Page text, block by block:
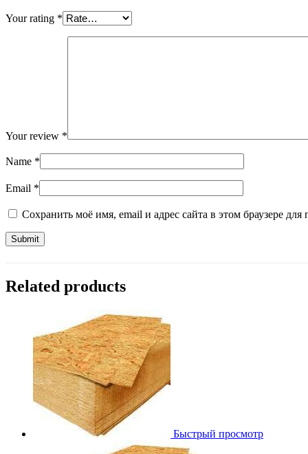
Your rating *
Your review *
Name *
Email *
Сохранить моё имя, email и адрес сайта в этом браузере
Related products
Быстрый просмотр